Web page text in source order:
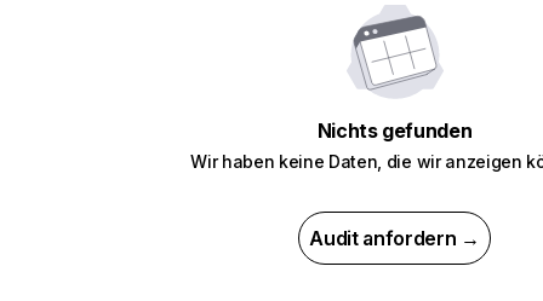
Nichts gefunden
Wir haben keine Daten, die wir anzeigen
Audit anfordern →